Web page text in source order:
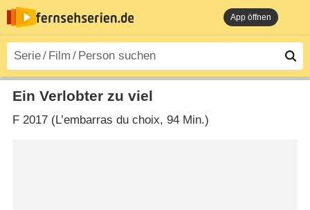
App öffnen
Ein Verlobter zu viel
F2017 (L’embarras du choix‎, 94 Min.)